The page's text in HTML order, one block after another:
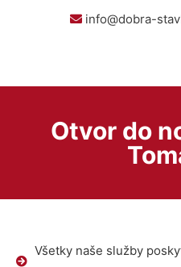
info@dobra-
Otvor do
Všetky naše služby